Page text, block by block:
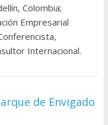
Colombia;
Empresarial
Internacional.
de Envigado